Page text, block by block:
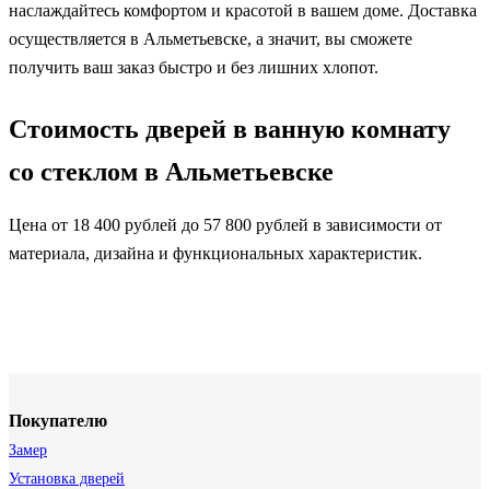
наслаждайтесь комфортом и красотой в вашем доме. Доставка
осуществляется в Альметьевске, а значит, вы сможете
получить ваш заказ быстро и без лишних хлопот.
Стоимость дверей в ванную комнату
со стеклом в Альметьевске
Цена от 18 400 рублей до 57 800 рублей в зависимости от
материала, дизайна и функциональных характеристик.
Покупателю
Замер
Установка дверей